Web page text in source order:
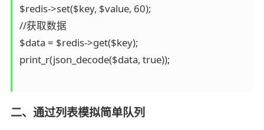
$redis->set($key, $value, 60);
//获取数据
$data = $redis->get($key);
print_r(json_decode($data, true));
二、通过列表模拟简单队列